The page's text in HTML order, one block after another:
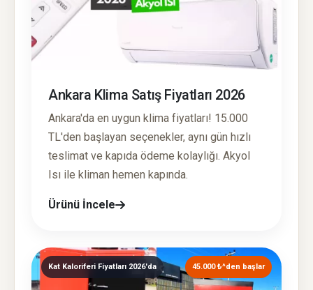
Ankara Klima Satış Fiyatları 2026
Ankara'da en uygun klima fiyatları! 15.000
TL'den başlayan seçenekler, aynı gün hızlı
teslimat ve kapıda ödeme kolaylığı. Akyol
Isı ile kliman hemen kapında.
Ürünü İncele
Kat Kaloriferi Fiyatları 2026'da 45.000 ₺^den başlar